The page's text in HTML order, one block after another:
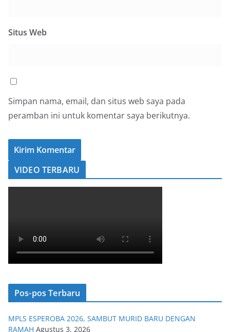
Situs Web
Simpan nama, email, dan situs web saya pada
peramban ini untuk komentar saya berikutnya.
VIDEO TERBARU
Pos-pos Terbaru
MPLS ESPEROBA 2026, SAMBUT MURID BARU DENGAN
RAMAH Agustus 3, 2026